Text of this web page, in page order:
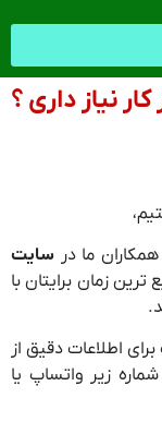
نیاز داری ؟
ما در سایت
ترین زمان برایتان با
اطلاعات دقیق از
شماره زیر واتساپ یا